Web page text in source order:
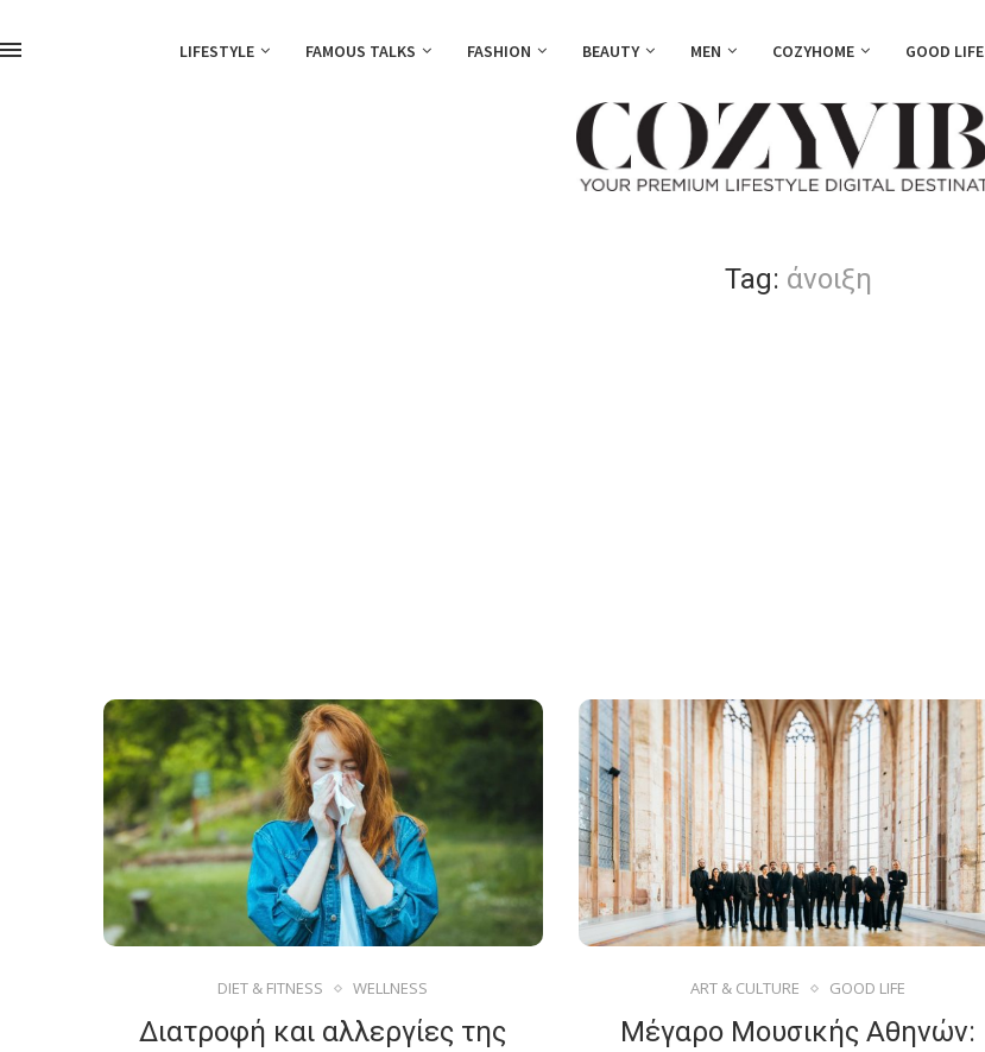
LIFESTYLE FAMOUS TALKS FASHION BEAUTY MEN COZYHOME GOOD LIFE
Tag: άνοιξη
DIET & FITNESS WELLNESS
Διατροφή και αλλεργίες της
ART & CULTURE GOOD LIFE
Μέγαρο Μουσικής Αθηνών: